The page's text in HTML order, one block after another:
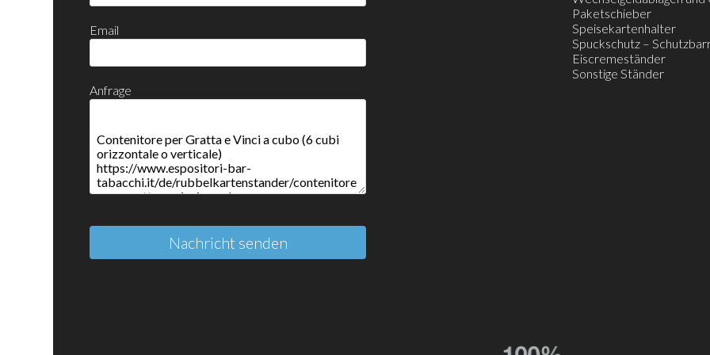
Email
Anfrage
Nachricht senden
Paketschieber
Speisekartenhalter
Spuckschutz –
Eiscremeständer
Sonstige Ständer